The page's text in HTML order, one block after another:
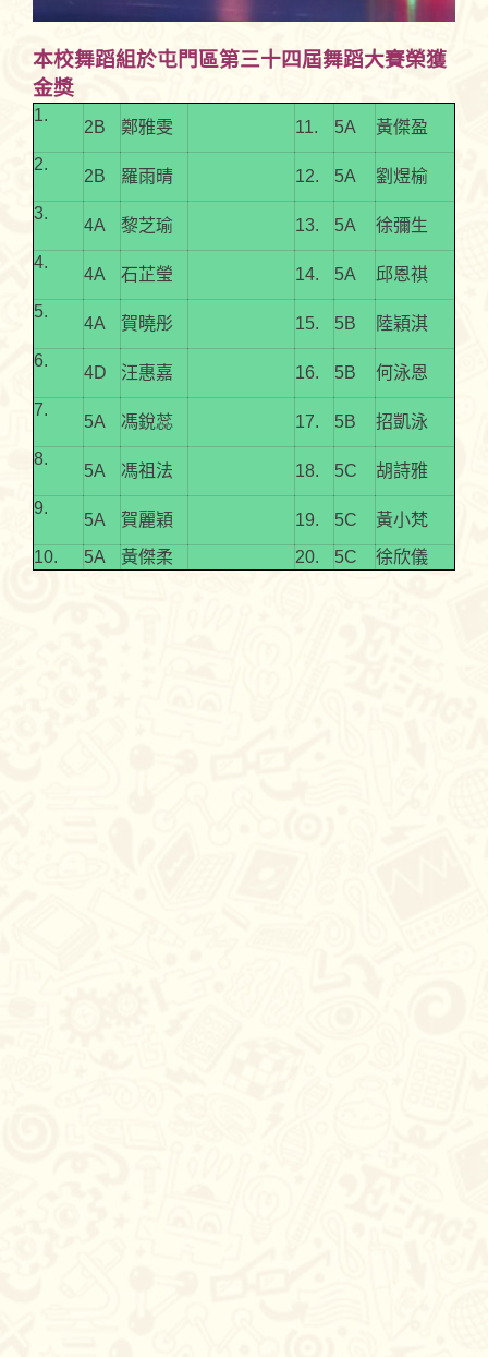
本校舞蹈組於屯門區第三十四屆舞蹈大賽榮獲
金獎
1.
2B 鄭雅雯 11. 5A
黃傑盈
2.
2B 羅雨晴 12. 5A
劉煜榆
3.
4A 黎芝瑜 13. 5A
徐彌生
4.
4A 石芷瑩 14. 5A
邱恩祺
5.
4A 賀曉彤 15. 5B
陸穎淇
6.
4D 汪惠嘉 16. 5B
何泳恩
7.
5A 馮銳蕊 17. 5B
招凱泳
8.
5A 馮祖法 18. 5C
胡詩雅
9.
5A 賀麗穎 19. 5C
黃小梵
10.
5A 黃傑柔 20. 5C 徐欣儀